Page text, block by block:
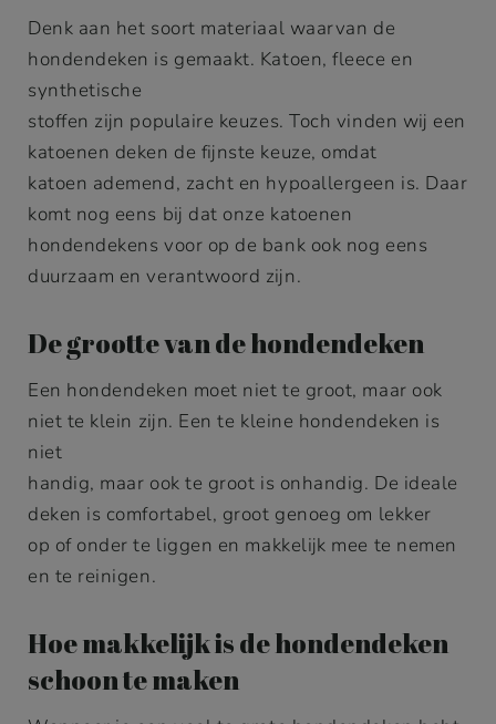
Denk aan het soort materiaal waarvan de
hondendeken is gemaakt. Katoen, fleece en
synthetische
stoffen zijn populaire keuzes. Toch vinden wij een
katoenen deken de fijnste keuze, omdat
katoen ademend, zacht en hypoallergeen is. Daar
komt nog eens bij dat onze katoenen
hondendekens voor op de bank ook nog eens
duurzaam en verantwoord zijn.
De grootte van de hondendeken
Een hondendeken moet niet te groot, maar ook
niet te klein zijn. Een te kleine hondendeken is
niet
handig, maar ook te groot is onhandig. De ideale
deken is comfortabel, groot genoeg om lekker
op of onder te liggen en makkelijk mee te nemen
en te reinigen.
Hoe makkelijk is de hondendeken
schoon te maken